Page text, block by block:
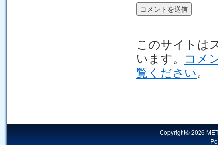
このサイトは
います。 コメ
覧ください。
Copyright© 2026